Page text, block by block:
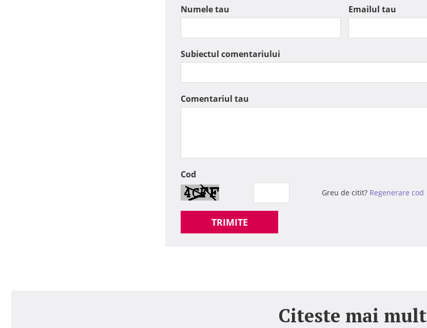
Numele tau Emailul tau
Subiectul comentariului
Comentariul tau
Cod
Greu de citit? Regenerare cod
TRIMITE
Citeste mai mult